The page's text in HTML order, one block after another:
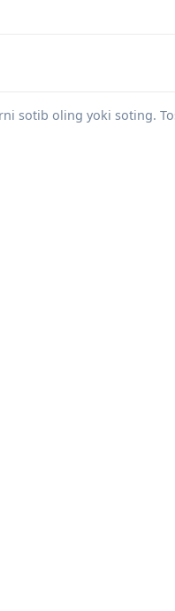
sotib oling yoki soting.